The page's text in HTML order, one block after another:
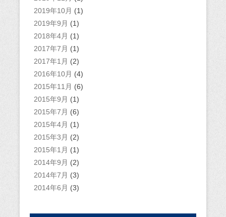
2019年10月 (1)
2019年9月 (1)
2018年4月 (1)
2017年7月 (1)
2017年1月 (2)
2016年10月 (4)
2015年11月 (6)
2015年9月 (1)
2015年7月 (6)
2015年4月 (1)
2015年3月 (2)
2015年1月 (1)
2014年9月 (2)
2014年7月 (3)
2014年6月 (3)